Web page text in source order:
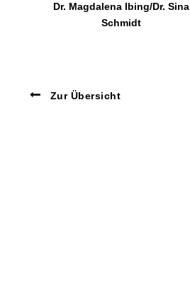
Dr. Magdalena Ibing/Dr. Sina
Schmidt
Zur Übersicht